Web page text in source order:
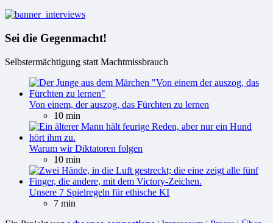
Sei die Gegenmacht!
Selbstermächtigung statt Machtmissbrauch
Von einem, der auszog, das Fürchten zu lernen
10 min
Warum wir Diktatoren folgen
10 min
Unsere 7 Spielregeln für ethische KI
7 min